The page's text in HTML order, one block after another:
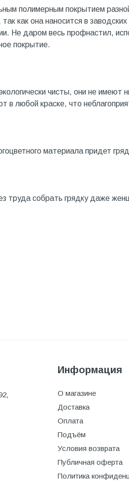
полимерным покрытием
как она наносится в
Не даром весь профнастил,
покрытие.
чисты, они не имеют
в любой краске, что
материала придет
труда собрать грядку даже
Информация
О магазине
Доставка
Оплата
Подъём
Условия возврата
Публичная оферта
Политика